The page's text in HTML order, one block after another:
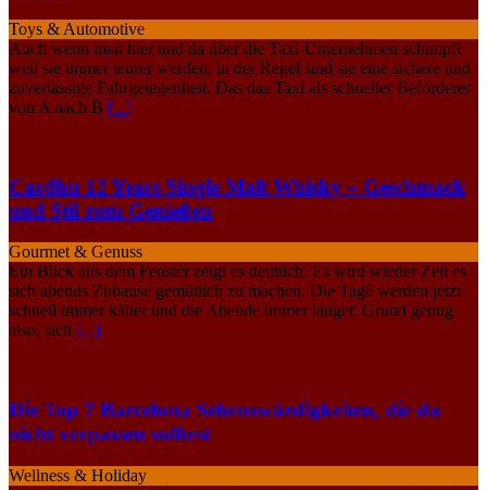
Toys & Automotive
Auch wenn man hier und da über die Taxi-Unternehmen schimpft
weil sie immer teurer werden, in der Regel sind sie eine sichere und
zuverlässige Fahrgelegenheit. Das das Taxi als schneller Beförderer
von A nach B [...]
Cardhu 12 Years Single Malt Whisky – Geschmack
und Stil zum Genießen
Gourmet & Genuss
Ein Blick aus dem Fenster zeigt es deutlich: Es wird wieder Zeit es
sich abends Zuhause gemütlich zu machen. Die Tage werden jetzt
schnell immer kälter und die Abende immer länger. Grund genug
also, sich [...]
Die Top 7 Barcelona Sehenswürdigkeiten, die du
nicht verpassen solltest
Wellness & Holiday